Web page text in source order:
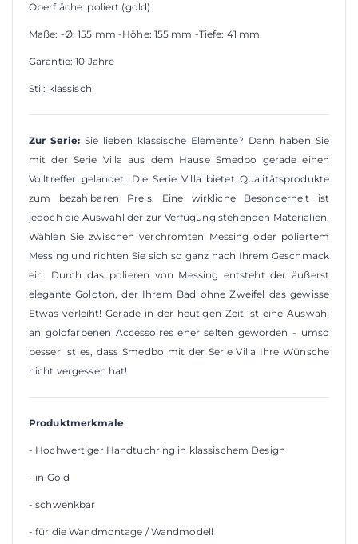
Oberfläche: poliert (gold)
Maße: -Ø: 155 mm -Höhe: 155 mm -Tiefe: 41 mm
Garantie: 10 Jahre
Stil: klassisch
Zur Serie: Sie lieben klassische Elemente? Dann haben Sie
mit der Serie Villa aus dem Hause Smedbo gerade einen
Volltreffer gelandet! Die Serie Villa bietet Qualitätsprodukte
zum bezahlbaren Preis. Eine wirkliche Besonderheit ist
jedoch die Auswahl der zur Verfügung stehenden Materialien.
Wählen Sie zwischen verchromten Messing oder poliertem
Messing und richten Sie sich so ganz nach Ihrem Geschmack
ein. Durch das polieren von Messing entsteht der äußerst
elegante Goldton, der Ihrem Bad ohne Zweifel das gewisse
Etwas verleiht! Gerade in der heutigen Zeit ist eine Auswahl
an goldfarbenen Accessoires eher selten geworden - umso
besser ist es, dass Smedbo mit der Serie Villa Ihre Wünsche
nicht vergessen hat!
Produktmerkmale
- Hochwertiger Handtuchring in klassischem Design
- in Gold
- schwenkbar
- für die Wandmontage / Wandmodell